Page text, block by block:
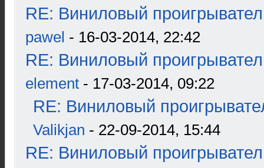
RE: Виниловый
pawel - 16-03-2014, 22:42
RE: Виниловый
element - 17-03-2014, 09:22
RE: Виниловый
Valikjan - 22-09-2014, 15:44
RE: Виниловый